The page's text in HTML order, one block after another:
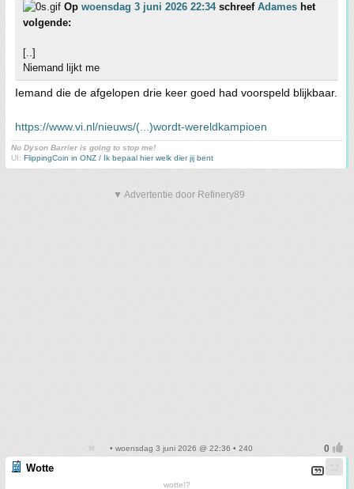
Op woensdag 3 juni 2026 22:34schreef Adames het
volgende:
[..]
Niemand lijkt me
Iemand die de afgelopen drie keer goed had voorspeld blijkbaar.
https://www.vi.nl/nieuws/(...)wordt-wereldkampioen
No Dyson Barrier is going to stop me!
UI: FlippingCoin in ONZ / Ik bepaal hier welk dier jij bent
▼ Advertentie door Refinery89
• woensdag 3 juni 2026 @ 22:36 • 240
Wotte
wotte!?